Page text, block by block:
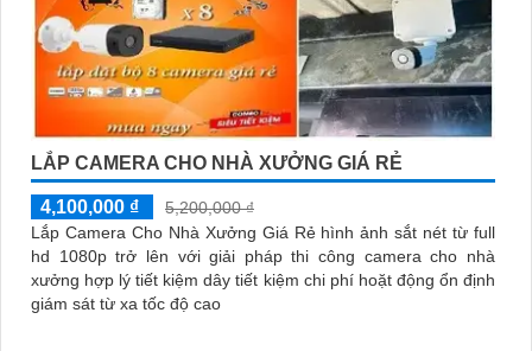
LẮP CAMERA CHO NHÀ XƯỞNG GIÁ RẺ
4,100,000 ₫
5,200,000 ₫
Lắp Camera Cho Nhà Xưởng Giá Rẻ hình ảnh sắt nét từ full
hd 1080p trở lên với giải pháp thi công camera cho nhà
xưởng hợp lý tiết kiệm dây tiết kiệm chi phí hoặt động ổn định
giám sát từ xa tốc độ cao